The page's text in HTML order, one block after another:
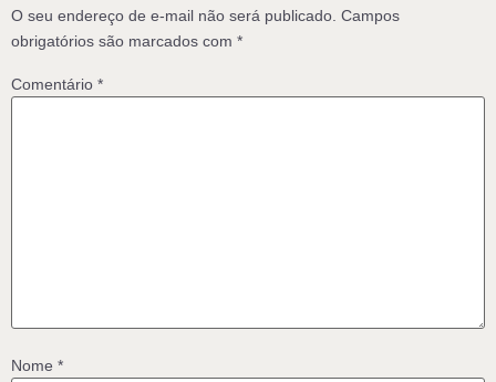
O seu endereço de e-mail não será publicado. Campos
obrigatórios são marcados com *
Comentário *
Nome *